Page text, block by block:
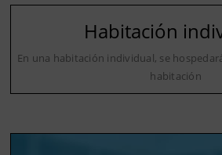
Habitación
En una habitación individual, se
habitación